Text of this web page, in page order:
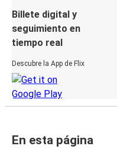
Billete digital y
seguimiento en
tiempo real
Descubre la App de Flix
En esta página